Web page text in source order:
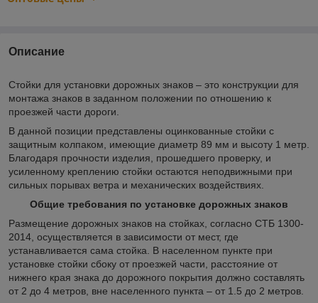
Описание
Стойки для установки дорожных знаков – это конструкции для
монтажа знаков в заданном положении по отношению к
проезжей части дороги.
В данной позиции представлены оцинкованные стойки с
защитным колпаком, имеющие диаметр 89 мм и высоту 1 метр.
Благодаря прочности изделия, прошедшего проверку, и
усиленному креплению стойки остаются неподвижными при
сильных порывах ветра и механических воздействиях.
Общие требования по установке дорожных знаков
Размещение дорожных знаков на стойках, согласно СТБ 1300-
2014, осуществляется в зависимости от мест, где
устанавливается сама стойка. В населенном пункте при
установке стойки сбоку от проезжей части, расстояние от
нижнего края знака до дорожного покрытия должно составлять
от 2 до 4 метров, вне населенного пункта – от 1.5 до 2 метров.